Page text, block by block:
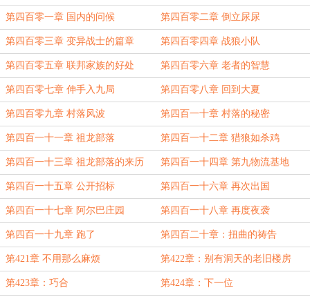
第四百零一章 国内的问候 第四百零二章 倒立尿尿
第四百零三章 变异战士的篇章 第四百零四章 战狼小队
第四百零五章 联邦家族的好处 第四百零六章 老者的智慧
第四百零七章 伸手入九局 第四百零八章 回到大夏
第四百零九章 村落风波 第四百一十章 村落的秘密
第四百一十一章 祖龙部落 第四百一十二章 猎狼如杀鸡
第四百一十三章 祖龙部落的来历 第四百一十四章 第九物流基地
第四百一十五章 公开招标 第四百一十六章 再次出国
第四百一十七章 阿尔巴庄园 第四百一十八章 再度夜袭
第四百一十九章 跑了 第四百二十章：扭曲的祷告
第421章 不用那么麻烦 第422章：别有洞天的老旧楼房
第423章：巧合 第424章：下一位